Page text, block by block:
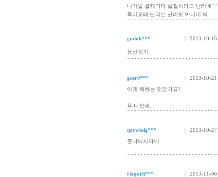
니기럴 켤때마다 설칠하라고 난리네```
육이오때 난리는 난리도 아니네 씨
godok*** | 2013-10-16
등신샛기
gusr0***
| 2013-10-21
이게 뭐하는 짓인가요?
욕 나오네....
qorwhdg***
| 2013-10-27
존나낚시까네
rlagorh***
| 2013-11-06